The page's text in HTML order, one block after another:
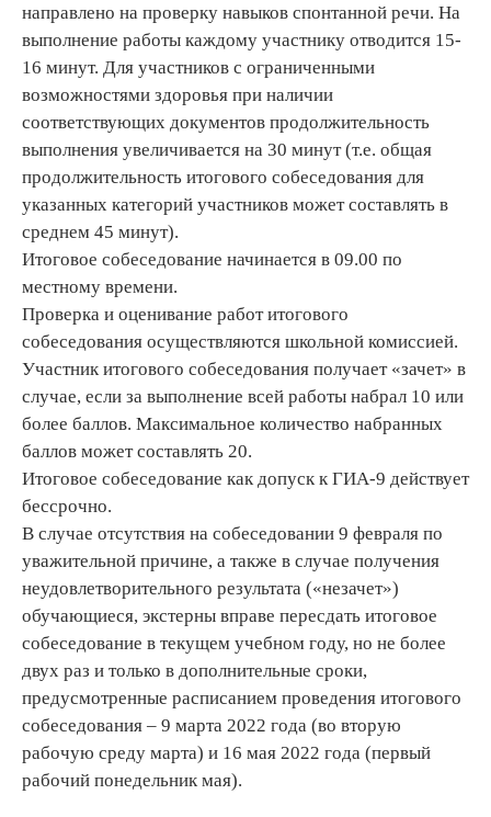
направлено на проверку навыков спонтанной речи. На
выполнение работы каждому участнику отводится 15-
16 минут. Для участников с ограниченными
возможностями здоровья при наличии
соответствующих документов продолжительность
выполнения увеличивается на 30 минут (т.е. общая
продолжительность итогового собеседования для
указанных категорий участников может составлять в
среднем 45 минут).
Итоговое собеседование начинается в 09.00 по
местному времени.
Проверка и оценивание работ итогового
собеседования осуществляются школьной комиссией.
Участник итогового собеседования получает «зачет» в
случае, если за выполнение всей работы набрал 10 или
более баллов. Максимальное количество набранных
баллов может составлять 20.
Итоговое собеседование как допуск к ГИА-9 действует
бессрочно.
В случае отсутствия на собеседовании 9 февраля по
уважительной причине, а также в случае получения
неудовлетворительного результата («незачет»)
обучающиеся, экстерны вправе пересдать итоговое
собеседование в текущем учебном году, но не более
двух раз и только в дополнительные сроки,
предусмотренные расписанием проведения итогового
собеседования – 9 марта 2022 года (во вторую
рабочую среду марта) и 16 мая 2022 года (первый
рабочий понедельник мая).